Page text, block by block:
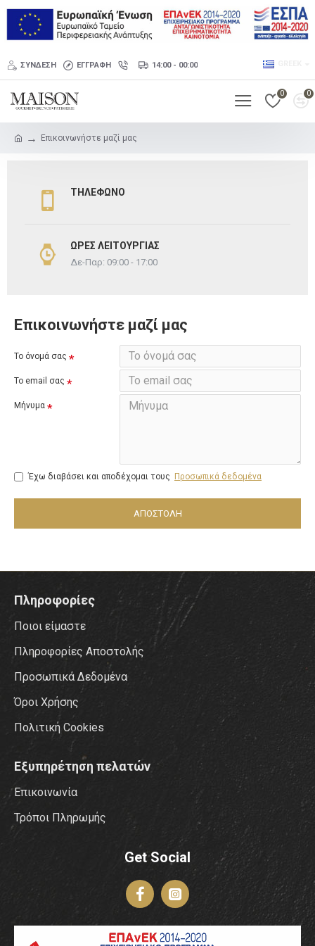
ΣΎΝΔΕΣΗ ΕΓΓΡΑΦΉ 14:00 - 00:00
0 0
Επικοινωνήστε μαζί μας
ΤΗΛΈΦΩΝΟ
ΏΡΕΣ ΛΕΙΤΟΥΡΓΊΑΣ
Δε-Παρ: 09:00 - 17:00
Επικοινωνήστε μαζί μας
Το όνομά σας
Το email σας
Μήνυμα
Έχω διαβάσει και αποδέχομαι τους Προσωπικά δεδομένα
ΑΠΟΣΤΟΛΉ
Πληροφορίες
Ποιοι είμαστε
Πληροφορίες Αποστολής
Προσωπικά Δεδομένα
Όροι Χρήσης
Πολιτική Cookies
Εξυπηρέτηση πελατών
Επικοινωνία
Τρόποι Πληρωμής
Get Social